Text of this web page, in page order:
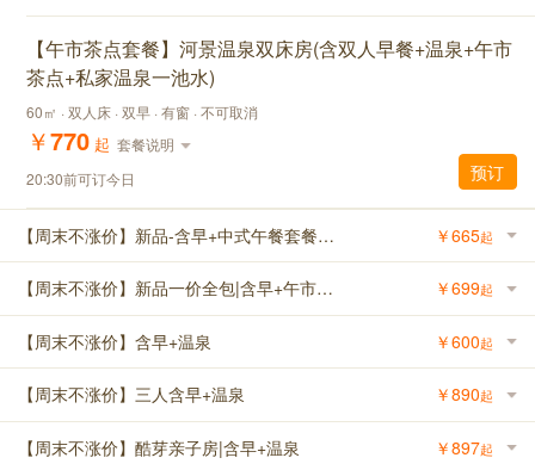
【午市茶点套餐】河景温泉双床房(含双人早餐+温泉+午市
茶点+私家温泉一池水)
60㎡ · 双人床 · 双早 · 有窗 · 不可取消
￥770 起 套餐说明
20:30前可订今日
预订
【周末不涨价】新品-含早+中式午餐套餐+温泉 ￥665起
【周末不涨价】新品一价全包|含早+午市茶点+巴西自助晚餐+温泉 ￥699起
【周末不涨价】含早+温泉 ￥600起
【周末不涨价】三人含早+温泉 ￥890起
【周末不涨价】酷芽亲子房|含早+温泉 ￥897起